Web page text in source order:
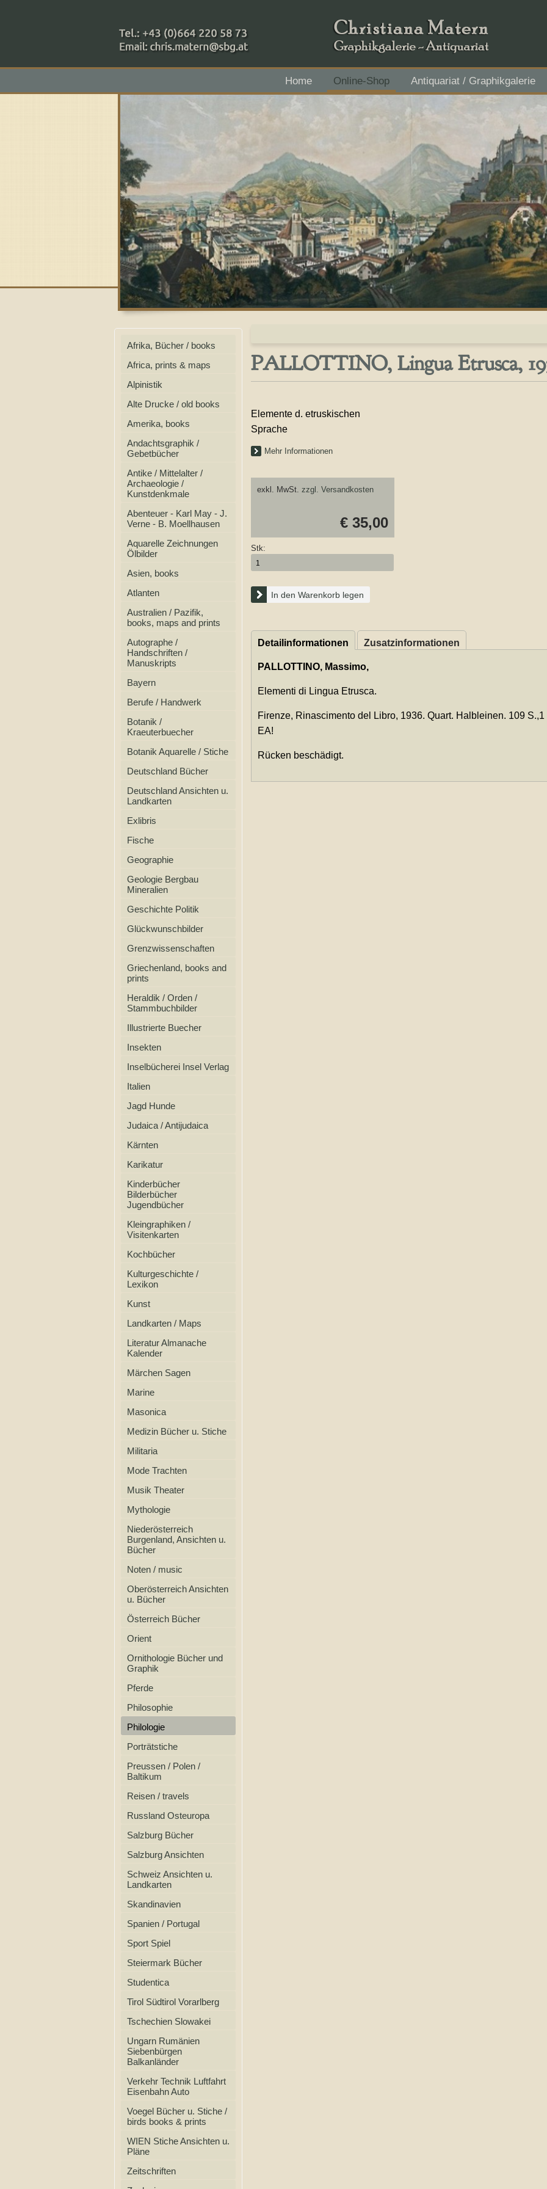
+43 (0)664 220 58 73
Home Online-Shop
Antiquariat / Graphikgalerie
Zahlungsmethoden: RAIBA - Flachgau Mitte - IBAN AT43 3501 5000 2611 3027, BIC
Afrika, Bücher / books
Africa, prints & maps
Alpinistik
Alte Drucke / old books
Amerika, books
Andachtsgraphik /
Gebetbücher
Antike / Mittelalter /
Archaeologie /
Kunstdenkmale
Abenteuer - Karl May - J.
Verne - B. Moellhausen
Aquarelle Zeichnungen
Ölbilder
Asien, books
Atlanten
Australien / Pazifik,
books, maps and prints
Autographe /
Handschriften /
Manuskripts
Bayern
Berufe / Handwerk
Botanik /
Kraeuterbuecher
Botanik Aquarelle / Stiche
Deutschland Bücher
Deutschland Ansichten u.
Landkarten
Exlibris
Fische
Geographie
Geologie Bergbau
Mineralien
Geschichte Politik
Glückwunschbilder
Grenzwissenschaften
Griechenland, books and
prints
Heraldik / Orden /
Stammbuchbilder
Illustrierte Buecher
Insekten
Inselbücherei Insel Verlag
Italien
Jagd Hunde
Judaica / Antijudaica
Kärnten
Karikatur
Kinderbücher
Bilderbücher
Jugendbücher
Kleingraphiken /
Visitenkarten
Kochbücher
Kulturgeschichte /
Lexikon
Kunst
Landkarten / Maps
Literatur Almanache
Kalender
Märchen Sagen
Marine
Masonica
Medizin Bücher u. Stiche
Militaria
Mode Trachten
Musik Theater
Mythologie
Niederösterreich
Burgenland, Ansichten u.
Bücher
Noten / music
Oberösterreich Ansichten
u. Bücher
Österreich Bücher
Orient
Ornithologie Bücher und
Graphik
Pferde
Philosophie
Philologie
Porträtstiche
Preussen / Polen /
Baltikum
Reisen / travels
Russland Osteuropa
Salzburg Bücher
Salzburg Ansichten
Schweiz Ansichten u.
Landkarten
Skandinavien
Spanien / Portugal
Sport Spiel
Steiermark Bücher
Studentica
Tirol Südtirol Vorarlberg
Tschechien Slowakei
Ungarn Rumänien
Siebenbürgen
Balkanländer
Verkehr Technik Luftfahrt
Eisenbahn Auto
Voegel Bücher u. Stiche /
birds books & prints
WIEN Stiche Ansichten u.
Pläne
Zeitschriften
PALLOTTINO, Lingua Etrusca,
Elemente d. etruskischen
Sprache
Mehr Informationen
exkl. MwSt. zzgl. Versandkosten
€ 35,00
Stk:
In den Warenkorb legen
Detailinformationen Zusatzinformationen
PALLOTTINO, Massimo,
Elementi di Lingua Etrusca.
Firenze, Rinascimento del Libro, 1936. Quart. Halbleinen. 109 S.,1
EA!
Rücken beschädigt.